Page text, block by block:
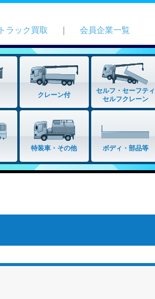
トラック買取 ｜ 会員企業一覧
クレーン付
セルフ・セーフティ
セルフクレーン
特装車・その他 ボディ・部品等